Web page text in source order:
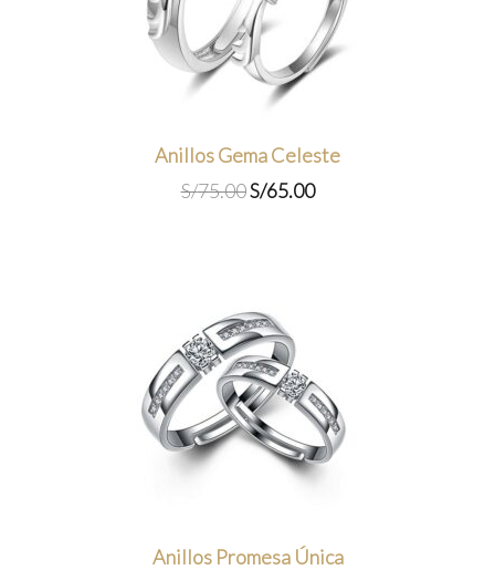
Anillos Gema Celeste
S/75.00El
S/65.00El
Anillos Promesa Única